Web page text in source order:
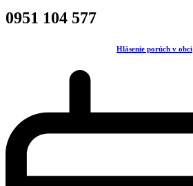
0951 104 577
Hlásenie porúch v obci